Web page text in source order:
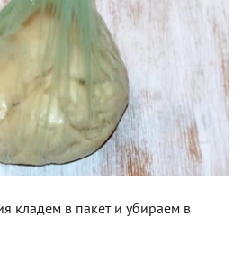
кладем в пакет и убираем в